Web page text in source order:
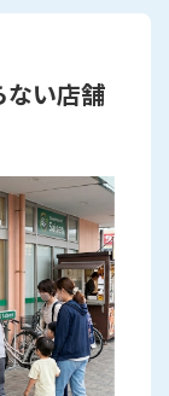
ない店舗